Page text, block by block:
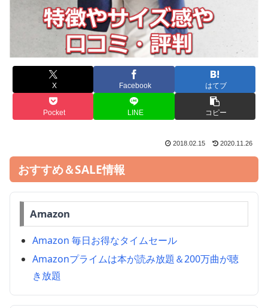
X Facebook はてブ
Pocket LINE コピー
2018.02.15 2020.11.26
おすすめ＆SALE情報
Amazon
Amazon 毎日お得なタイムセール
Amazonプライムは本が読み放題＆200万曲が聴
き放題